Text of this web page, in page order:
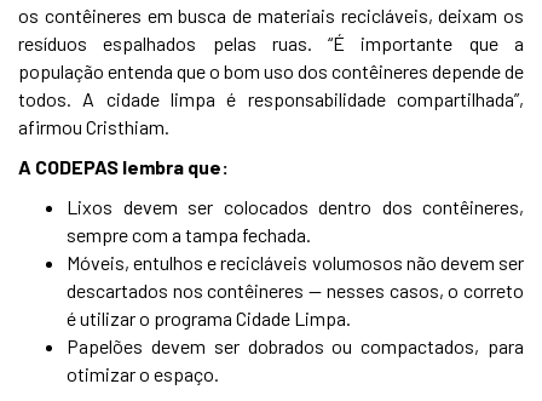
os contêineres em busca de materiais recicláveis, deixam os
resíduos espalhados pelas ruas. “É importante que a
população entenda que o bom uso dos contêineres depende de
todos. A cidade limpa é responsabilidade compartilhada”,
afirmou Cristhiam.
A CODEPAS lembra que:
Lixos devem ser colocados dentro dos contêineres,
sempre com a tampa fechada.
Móveis, entulhos e recicláveis volumosos não devem ser
descartados nos contêineres — nesses casos, o correto
é utilizar o programa Cidade Limpa.
Papelões devem ser dobrados ou compactados, para
otimizar o espaço.